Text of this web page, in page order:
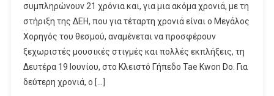
Ιστορίες
Που
Δεν
Γνωρίζουμε
Για
συμπληρώνουν 21 χρόνια και, για μια ακόμα χρονιά, με τη
στήριξη της ΔΕΗ, που για τέταρτη χρονιά είναι ο Μεγάλος
Χορηγός του θεσμού, αναμένεται να προσφέρουν
ξεχωριστές μουσικές στιγμές και πολλές εκπλήξεις, τη
Δευτέρα 19 Ιουνίου, στο Κλειστό Γήπεδο Tae Kwon Do. Για
δεύτερη χρονιά, ο […]